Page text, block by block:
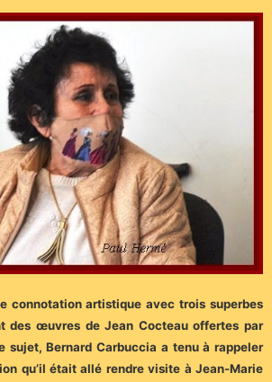
connotation artistique avec trois superbes
des œuvres de Jean Cocteau offertes par
sujet, Bernard Carbuccia a tenu à rappeler
qu’il était allé rendre visite à Jean-Marie